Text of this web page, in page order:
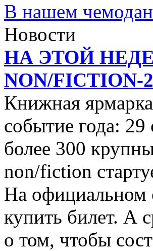
В нашем
Новости
НА ЭТОЙ
NON/FICTION-
Книжная
событие года: 29
более 300
non/fiction
На официальном
купить билет. А
о том, чтобы